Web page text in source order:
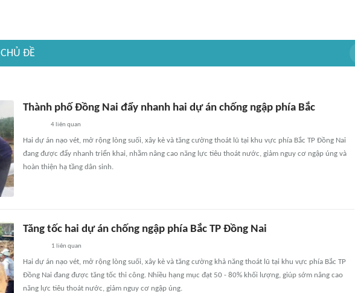
CHỦ ĐỀ
Thành phố Đồng Nai đẩy nhanh hai dự án chống ngập phía Bắc
4liên quan
Hai dự án nạo vét, mở rộng lòng suối, xây kè và tăng cường thoát lũ tại khu vực phía Bắc TP Đồng Nai
đang được đẩy nhanh triển khai, nhằm nâng cao năng lực tiêu thoát nước, giảm nguy cơ ngập úng và
hoàn thiện hạ tầng dân sinh.
Tăng tốc hai dự án chống ngập phía Bắc TP Đồng Nai
1 liên quan
Hai dự án nạo vét, mở rộng lòng suối, xây kè và tăng cường khả năng thoát lũ tại khu vực phía Bắc TP
Đồng Nai đang được tăng tốc thi công. Nhiều hạng mục đạt 50 - 80% khối lượng, giúp sớm nâng cao
năng lực tiêu thoát nước, giảm nguy cơ ngập úng.